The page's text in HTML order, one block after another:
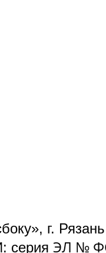
г.
серия ЭЛ №